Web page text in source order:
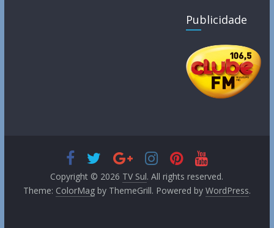
Publicidade
Copyright © 2026 TV Sul. All rights reserved.
Theme: ColorMagby ThemeGrill. Powered by WordPress.